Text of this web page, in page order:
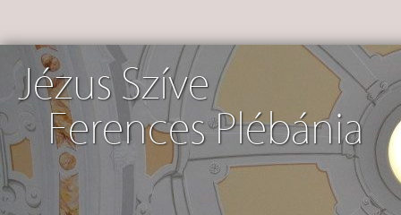
Jézus Szíve
Ferences Plébánia